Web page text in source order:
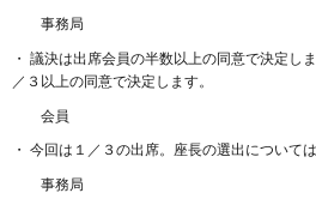
事務局
・ 議決は出席会員の半数以上の同意で決定し
／３以上の同意で決定します。
会員
・ 今回は１／３の出席。座長の選出について
事務局